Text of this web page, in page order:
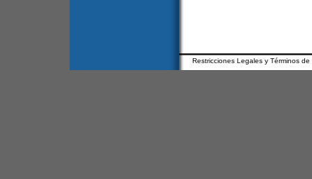
Restricciones Legales y Términos de